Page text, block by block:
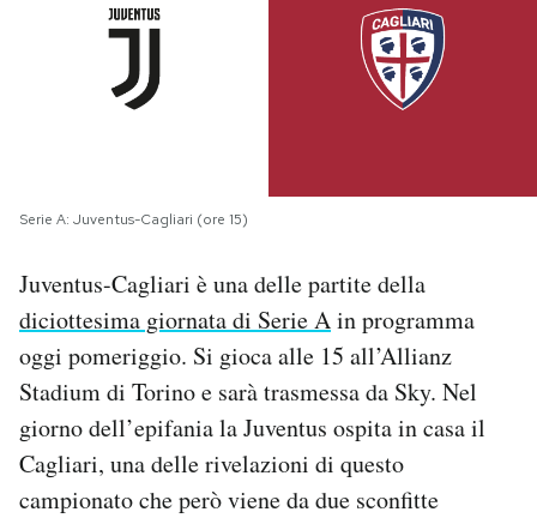
PODCAST
SHOP
CALENDARIO
AREA PERSONALE
Area Personale
Serie A: Juventus-Cagliari (ore 15)
Juventus-Cagliari è una delle partite della
diciottesima giornata di Serie Ain programma
oggi pomeriggio. Si gioca alle 15 all’Allianz
Stadium di Torino e sarà trasmessa da Sky. Nel
giorno dell’epifania la Juventus ospita in casa il
Cagliari, una delle rivelazioni di questo
campionato che però viene da due sconfitte